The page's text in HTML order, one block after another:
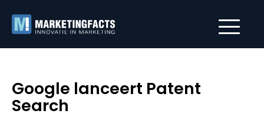
Google lanceert Patent
Search